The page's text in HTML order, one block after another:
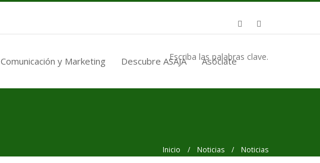
Comunicación y Marketing Descubre ASAJA Asóciate
Escriba las palabras clave.
Inicio / Noticias / Noticias